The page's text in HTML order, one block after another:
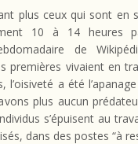
plus ceux qui sont en
10 à 14 heures
de
premières vivaient en
a été
plus aucun
s’épuisent au
dans des postes “à